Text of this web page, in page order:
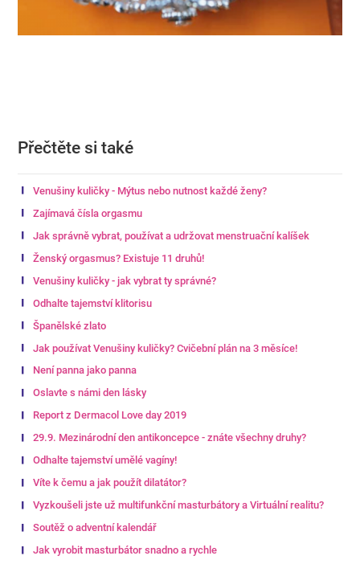
Přečtěte si také
Venušiny kuličky - Mýtus nebo nutnost každé ženy?
Zajímavá čísla orgasmu
Jak správně vybrat, používat a udržovat menstruační kalíšek
Ženský orgasmus? Existuje 11 druhů!
Venušiny kuličky - jak vybrat ty správné?
Odhalte tajemství klitorisu
Španělské zlato
Jak používat Venušiny kuličky? Cvičební plán na 3 měsíce!
Není panna jako panna
Oslavte s námi den lásky
Report z Dermacol Love day 2019
29.9. Mezinárodní den antikoncepce - znáte všechny druhy?
Odhalte tajemství umělé vagíny!
Víte k čemu a jak použít dilatátor?
Vyzkoušeli jste už multifunkční masturbátory a Virtuální realitu?
Soutěž o adventní kalendář
Jak vyrobit masturbátor snadno a rychle